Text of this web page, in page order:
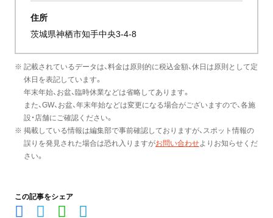
住所
茨城県神栖市知手中央3-4-8
※ 記載されているデータは、料金は原則的に税込金額、休日は原則として定
休日を表記しています。
年末年始、お盆、臨時休業などは省略してあります。
また、GW、お盆、年末年始などは変更になる場合がございますので、各施
設・店舗にご確認ください。
※ 掲載している情報は編集部で事前確認しておりますが、スポット情報の
誤りを発見された場合は恐れ入りますがお問い合わせよりお知らせくだ
さい。
この記事をシェア